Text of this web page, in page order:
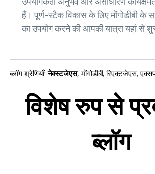
हैं। पूर्ण-स्टैक विकास के लिए मोंगोडीबी के
का उपयोग करने की आपकी यात्रा यहां से
ब्लॉग श्रेणियाँ: नेक्स्टजेएस, मोंगोडीबी,रिएक्टजेएस,
विशेष रुप से
ब्लॉग